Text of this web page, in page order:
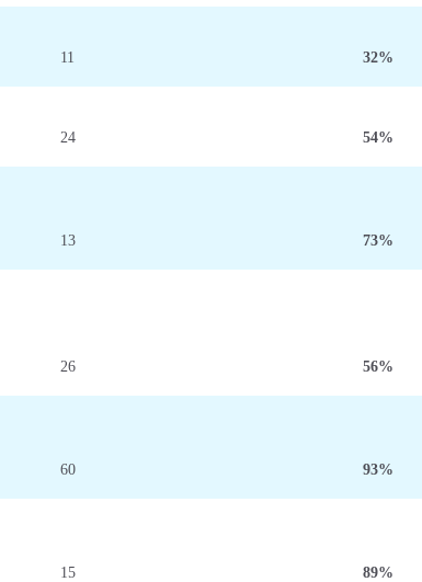
11 32%
24 54%
13 73%
26 56%
60 93%
15 89%